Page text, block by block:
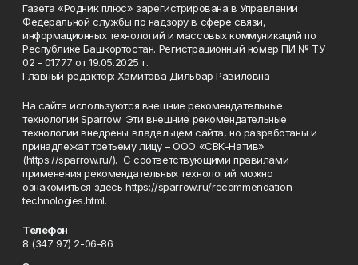
Газета «Родник плюс» зарегистрирована в Управлении
Федеральной службы по надзору в сфере связи,
информационных технологий и массовых коммуникаций по
Республике Башкортостан. Регистрационный номер ПИ № ТУ
02 - 01777 от 19.05.2025 г.
Главный редактор: Хамитова Дильбар Равиловна
На сайте используются внешние рекомендательные
технологии Sparrow. Эти внешние рекомендательные
технологии внедрены владельцем сайта, но разработаны и
принадлежат третьему лицу – ООО «СВК-Натив»
(https://sparrow.ru/). С соответствующими правилами
применения рекомендательных технологий можно
ознакомиться здесь https://sparrow.ru/recommendation-
technologies.html.
Телефон
8 (347 97) 2-06-86